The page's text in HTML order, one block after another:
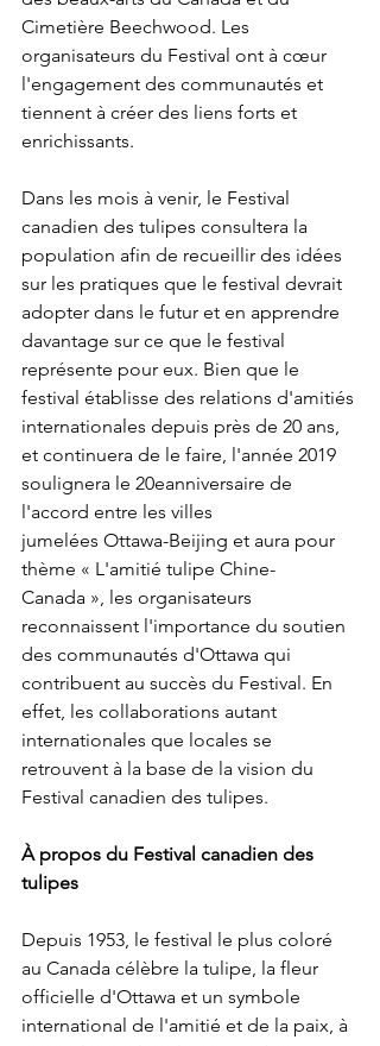
Cimetière Beechwood. Les
organisateurs du Festival ont à cœur
l'engagement des communautés et
tiennent à créer des liens forts et
enrichissants.
Dans les mois à venir, le Festival
canadien des tulipes consultera la
population afin de recueillir des idées
sur les pratiques que le festival devrait
adopter dans le futur et en apprendre
davantage sur ce que le festival
représente pour eux. Bien que le
festival établisse des relations d'amitiés
internationales depuis près de 20 ans,
et continuera de le faire, l'année 2019
soulignera le 20eanniversaire de
l'accord entre les villes
jumelées Ottawa-Beijing et aura pour
thème « L'amitié tulipe Chine-
Canada », les organisateurs
reconnaissent l'importance du soutien
des communautés d'Ottawa qui
contribuent au succès du Festival. En
effet, les collaborations autant
internationales que locales se
retrouvent à la base de la vision du
Festival canadien des tulipes.
À propos du Festival canadien des
tulipes
Depuis 1953, le festival le plus coloré
au Canada célèbre la tulipe, la fleur
officielle d'Ottawa et un symbole
international de l'amitié et de la paix, à